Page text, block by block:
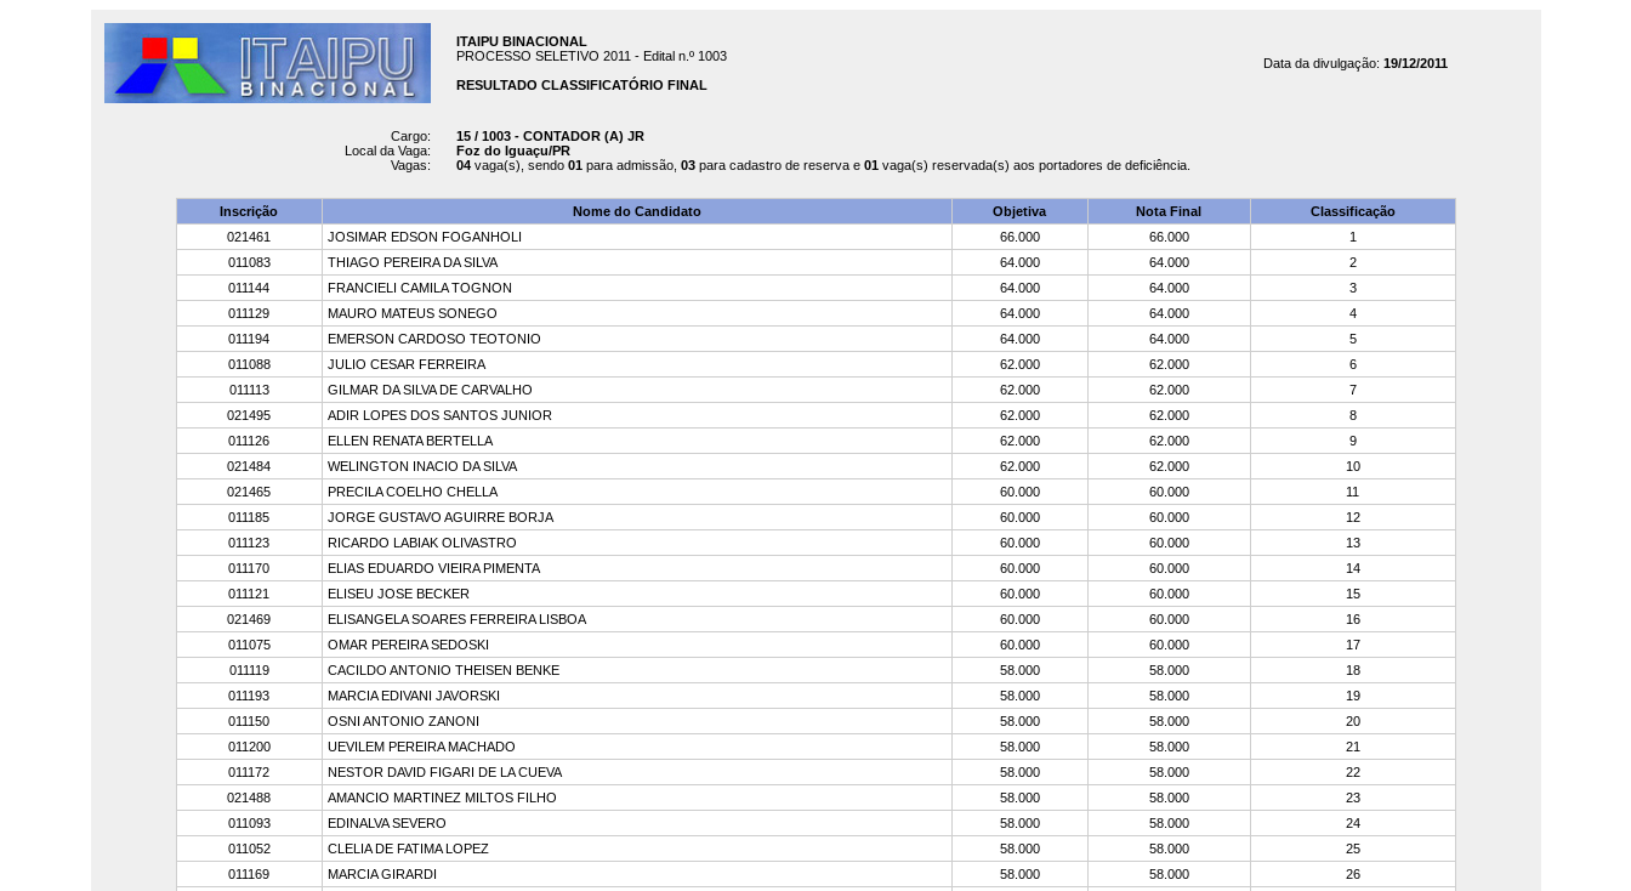
ITAIPU BINACIONAL
PROCESSO SELETIVO 2011 - Edital n.º 1003
RESULTADO CLASSIFICATÓRIO FINAL
Data da divulgação: 19/12/2011
Cargo:
Local da Vaga:
Vagas:
15 / 1003 - CONTADOR (A) JR
Foz do Iguaçu/PR
04vaga(s), sendo 01para admissão, 03para cadastro de reserva e 01vaga(s) reservada(s) aos portadores de deficiência.
Inscrição Nome do Candidato Objetiva Nota Final
Classificação
021461
JOSIMAR EDSON FOGANHOLI 66.000 66.000
1
011083
THIAGO PEREIRA DA SILVA 64.000 64.000
2
011144
FRANCIELI CAMILA TOGNON 64.000 64.000
3
011129
MAURO MATEUS SONEGO 64.000 64.000
4
011194
EMERSON CARDOSO TEOTONIO 64.000 64.000
5
011088
JULIO CESAR FERREIRA 62.000 62.000
6
011113
GILMAR DA SILVA DE CARVALHO 62.000 62.000
7
021495
ADIR LOPES DOS SANTOS JUNIOR 62.000 62.000
8
011126
ELLEN RENATA BERTELLA 62.000 62.000
9
021484
WELINGTON INACIO DA SILVA 62.000 62.000
10
021465
PRECILA COELHO CHELLA 60.000 60.000
11
011185
JORGE GUSTAVO AGUIRRE BORJA 60.000 60.000
12
011123
RICARDO LABIAK OLIVASTRO 60.000 60.000
13
011170
ELIAS EDUARDO VIEIRA PIMENTA 60.000 60.000
14
011121
ELISEU JOSE BECKER 60.000 60.000
15
021469
ELISANGELA SOARES FERREIRA LISBOA 60.000 60.000
16
011075
OMAR PEREIRA SEDOSKI 60.000 60.000
17
011119
CACILDO ANTONIO THEISEN BENKE 58.000 58.000
18
011193
MARCIA EDIVANI JAVORSKI 58.000 58.000
19
011150
OSNI ANTONIO ZANONI 58.000 58.000
20
011200
UEVILEM PEREIRA MACHADO 58.000 58.000
21
011172
NESTOR DAVID FIGARI DE LA CUEVA 58.000 58.000
22
021488
AMANCIO MARTINEZ MILTOS FILHO 58.000 58.000
23
011093
EDINALVA SEVERO 58.000 58.000
24
011052
CLELIA DE FATIMA LOPEZ 58.000 58.000
25
011169
MARCIA GIRARDI 58.000 58.000
26